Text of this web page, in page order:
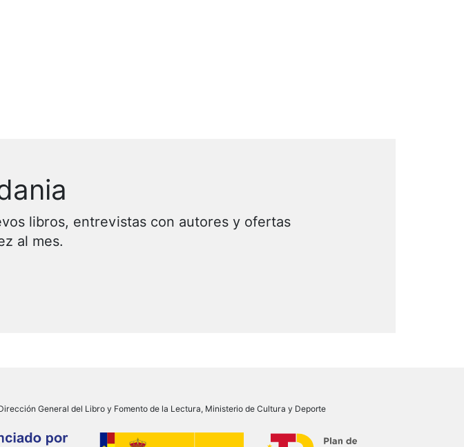
libros, entrevistas con autores y ofertas
al mes.
General del Libro y Fomento de la Lectura, Ministerio de Cultura y Deporte